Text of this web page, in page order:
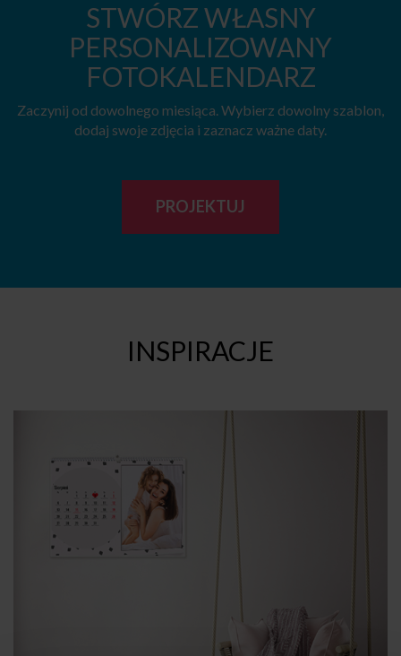
STWÓRZ WŁASNY
PERSONALIZOWANY
FOTOKALENDARZ
Zaczynij od dowolnego miesiąca. Wybierz dowolny szablon,
dodaj swoje zdjęcia i zaznacz ważne daty.
PROJEKTUJ
INSPIRACJE